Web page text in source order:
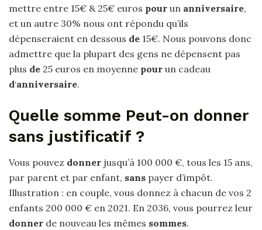
mettre entre 15€ & 25€ euros pour un anniversaire,
et un autre 30% nous ont répondu qu’ils
dépenseraient en dessous de 15€. Nous pouvons donc
admettre que la plupart des gens ne dépensent pas
plus de 25 euros en moyenne pour un cadeau
d‘anniversaire.
Quelle somme Peut-on donner
sans justificatif ?
Vous pouvez donner jusqu’à 100 000 €, tous les 15 ans,
par parent et par enfant, sans payer d’impôt.
Illustration : en couple, vous donnez à chacun de vos 2
enfants 200 000 € en 2021. En 2036, vous pourrez leur
donner de nouveau les mêmes sommes.